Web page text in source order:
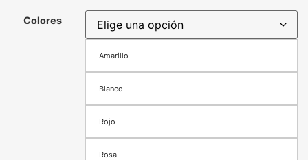
Colores
Amarillo
Blanco
Rojo
Rosa